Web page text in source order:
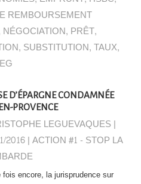
REMBOURSEMENT
NÉGOCIATION, PRÊT,
, SUBSTITUTION,TAUX,
D’ÉPARGNE CONDAMNÉE
PROVENCE
LEGUEVAQUES |
2016|ACTION #1 - STOP LA
fois encore, la jurisprudence sur